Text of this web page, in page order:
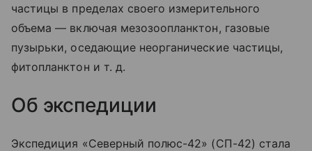
частицы в пределах своего измерительного
объема — включая мезозоопланктон, газовые
пузырьки, оседающие неорганические частицы,
фитопланктон и т. д.
Об экспедиции
Экспедиция «Северный полюс-42» (СП-42) стала